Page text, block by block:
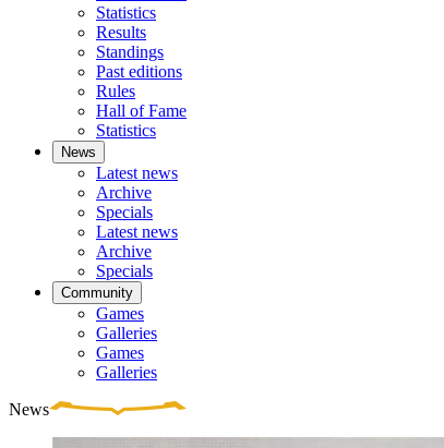
Statistics
Results
Standings
Past editions
Rules
Hall of Fame
Statistics
News
Latest news
Archive
Specials
Latest news
Archive
Specials
Community
Games
Galleries
Games
Galleries
News